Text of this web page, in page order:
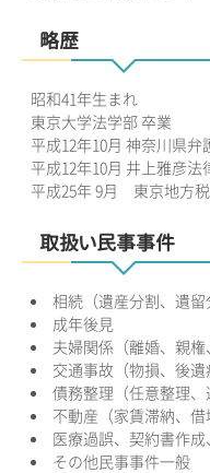
略歴
昭和41年生まれ
東京大学法学部 卒業
平成12年10月 神奈川県弁
平成12年10月 井上雅彦法
平成25年 9月 東京地方
取扱い民事事件
相続（遺産分割、遺留
成年後見
夫婦関係（離婚、親権
交通事故（物損、後遺
債務整理（任意整理、
不動産（家賃滞納、借
医療過誤、契約書作
その他民事事件一般